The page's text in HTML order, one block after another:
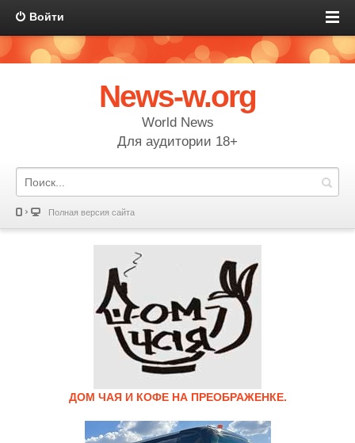
Войти
News-w.org
World News
Для аудитории 18+
Полная версия сайта
ДОМ ЧАЯ И КОФЕ НА ПРЕОБРАЖЕНКЕ.